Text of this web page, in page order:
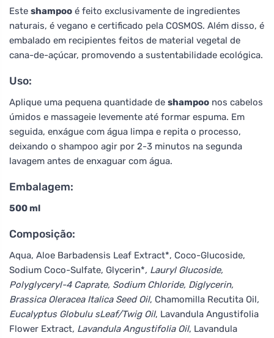
Este shampoo é feito exclusivamente de ingredientes
naturais, é vegano e certificado pela COSMOS. Além disso, é
embalado em recipientes feitos de material vegetal de
cana-de-açúcar, promovendo a sustentabilidade ecológica.
Uso:
Aplique uma pequena quantidade de shampoo nos cabelos
úmidos e massageie levemente até formar espuma. Em
seguida, enxágue com água limpa e repita o processo,
deixando o shampoo agir por 2-3 minutos na segunda
lavagem antes de enxaguar com água.
Embalagem:
500 ml
Composição:
Aqua, Aloe Barbadensis Leaf Extract*, Coco-Glucoside,
Sodium Coco-Sulfate, Glycerin*, Lauryl Glucoside,
Polyglyceryl-4 Caprate, Sodium Chloride, Diglycerin,
Brassica Oleracea Italica Seed Oil, Chamomilla Recutita Oil,
Eucalyptus Globulu sLeaf/Twig Oil, Lavandula Angustifolia
Flower Extract, Lavandula Angustifolia Oil, Lavandula